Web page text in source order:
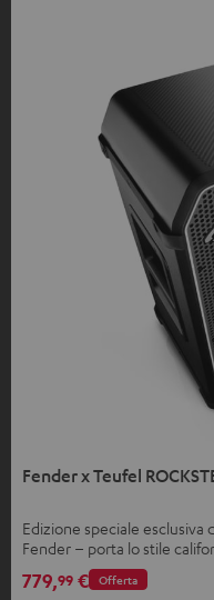
Fender x Teufel
Edizione speciale esclusiva
Fender – porta lo stile
Offerta
779,99 €